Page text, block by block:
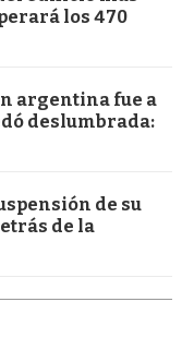
los 470
argentina fue a
deslumbrada:
de su
de la